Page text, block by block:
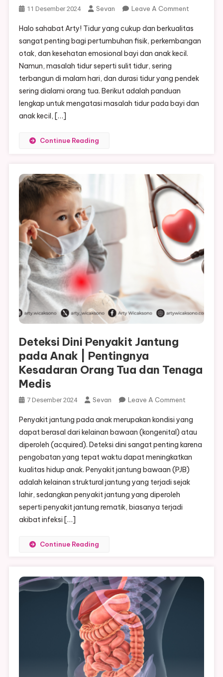
11 Desember 2024 Sevan Leave A CommentOn
Mengatasi
Masalah
Bayi
Anak
Halo sahabat Arty! Tidur yang cukup dan berkualitas
sangat penting bagi pertumbuhan fisik, perkembangan
otak, dan kesehatan emosional bayi dan anak kecil.
Namun, masalah tidur seperti sulit tidur, sering
terbangun di malam hari, dan durasi tidur yang pendek
sering dialami orang tua. Berikut adalah panduan
lengkap untuk mengatasi masalah tidur pada bayi dan
anak kecil, […]
Continue Reading
Deteksi Dini Penyakit Jantung
pada Anak | Pentingnya
Kesadaran Orang Tua dan Tenaga
Medis
7 Desember 2024 Sevan Leave A CommentOn
Dini
Penyakit
Jantung
Pada
Anak
|
Penyakit jantung pada anak merupakan kondisi yang
dapat berasal dari kelainan bawaan (kongenital) atau
diperoleh (acquired). Deteksi dini sangat penting karena
pengobatan yang tepat waktu dapat meningkatkan
kualitas hidup anak. Penyakit jantung bawaan (PJB)
adalah kelainan struktural jantung yang terjadi sejak
lahir, sedangkan penyakit jantung yang diperoleh
seperti penyakit jantung rematik, biasanya terjadi
akibat infeksi […]
Continue Reading